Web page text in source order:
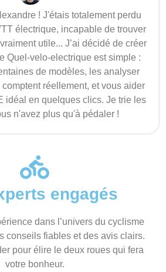
! J'étais totalement perdu
électrique, incapable de trouver
utile... J’ai décidé de créer
Quel-velo-electrique est simple :
de modèles, les analyser
réellement, et vous aider
idéal en quelques clics. Je trie les
n'avez plus qu'à pédaler !
engagés
dans l’univers du cyclisme
conseils fiables et des avis clairs.
pour élire le deux roues qui fera
votre bonheur.